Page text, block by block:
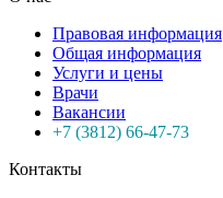
Правовая информация
Общая информация
Услуги и цены
Врачи
Вакансии
+7 (3812) 66-47-73
Контакты